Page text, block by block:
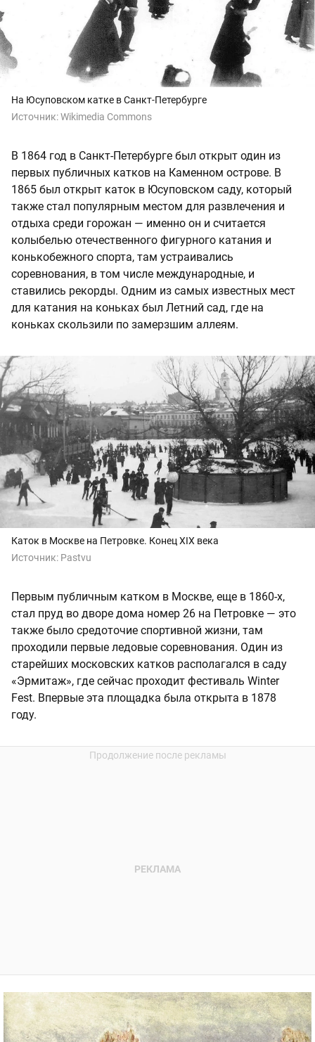
На Юсуповском катке в Санкт-Петербурге
Источник:Wikimedia Commons
В 1864 год в Санкт-Петербурге был открыт один из
первых публичных катков на Каменном острове. В
1865 был открыт каток в Юсуповском саду, который
также стал популярным местом для развлечения и
отдыха среди горожан — именно он и считается
колыбелью отечественного фигурного катания и
конькобежного спорта, там устраивались
соревнования, в том числе международные, и
ставились рекорды. Одним из самых известных мест
для катания на коньках был Летний сад, где на
коньках скользили по замерзшим аллеям.
Каток в Москве на Петровке. Конец XIX века
Источник: Pastvu
Первым публичным катком в Москве, еще в 1860-х,
стал пруд во дворе дома номер 26 на Петровке — это
также было средоточие спортивной жизни, там
проходили первые ледовые соревнования. Один из
старейших московских катков располагался в саду
«Эрмитаж», где сейчас проходит фестиваль Winter
Fest. Впервые эта площадка была открыта в 1878
году.